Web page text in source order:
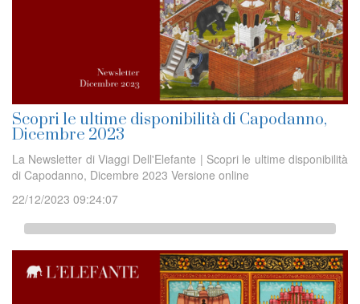
Scopri le ultime disponibilità di Capodanno,
Dicembre 2023
La Newsletter di Viaggi Dell'Elefante | Scopri le ultime disponibilità
di Capodanno, Dicembre 2023 Versione online
22/12/2023 09:24:07